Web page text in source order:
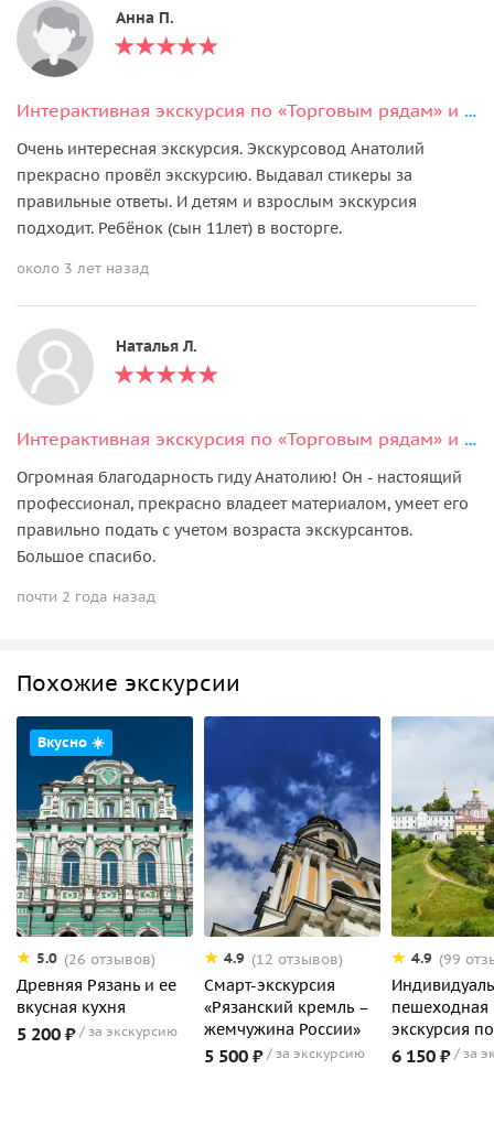
Анна П.
Интерактивная экскурсия по «Торговым рядам» и Хлебной площади
Очень интересная экскурсия. Экскурсовод Анатолий
прекрасно провëл экскурсию. Выдавал стикеры за
правильные ответы. И детям и взрослым экскурсия
подходит. Ребëнок (сын 11лет) в восторге.
около 3 лет назад
Наталья Л.
Интерактивная экскурсия по «Торговым рядам» и Хлебной площади
Огромная благодарность гиду Анатолию! Он - настоящий
профессионал, прекрасно владеет материалом, умеет его
правильно подать с учетом возраста экскурсантов.
Большое спасибо.
почти 2 года назад
Похожие экскурсии
Вкусно ☀️
5.0 (26 отзывов)
Древняя Рязань и ее
вкусная кухня
5 200 ₽ за экскурсию
4.9 (12 отзывов)
Смарт-экскурсия
«Рязанский кремль –
жемчужина России»
5 500 ₽ за экскурсию
4.9 (99
пешеходная
экскурсия
6 150 ₽ за